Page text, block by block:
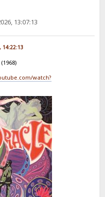
13:07:13
14:22:13
watch?